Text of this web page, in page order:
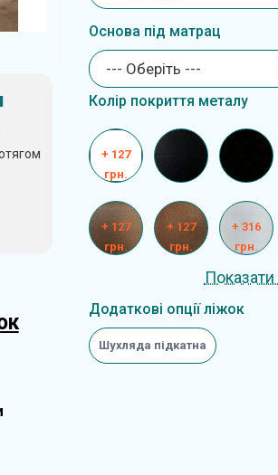
Основа під матрац
--- Оберіть ---
Колір покриття металу
+ 127
грн.
+ 127
грн.
+ 127
грн.
+ 316
грн.
Показати
Додаткові опції ліжок
Шухляда підкатна